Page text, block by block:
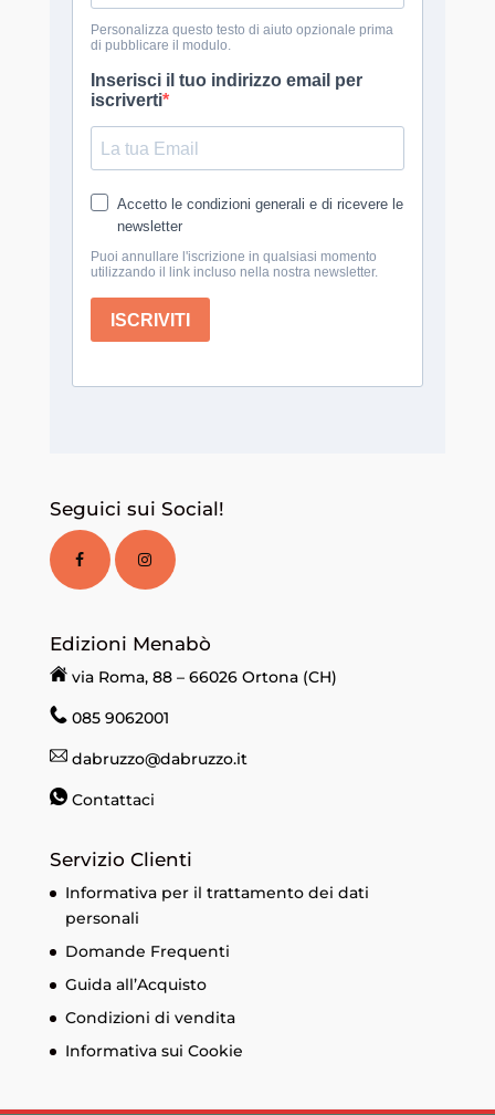
Seguici sui Social!
Edizioni Menabò
via Roma, 88 – 66026 Ortona (CH)
085 9062001
dabruzzo@dabruzzo.it
Contattaci
Servizio Clienti
Informativa per il trattamento dei dati
personali
Domande Frequenti
Guida all’Acquisto
Condizioni di vendita
Informativa sui Cookie